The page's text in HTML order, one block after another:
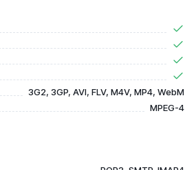
3G2, 3GP, AVI, FLV, M4V, MP4, WebM
MPEG-4